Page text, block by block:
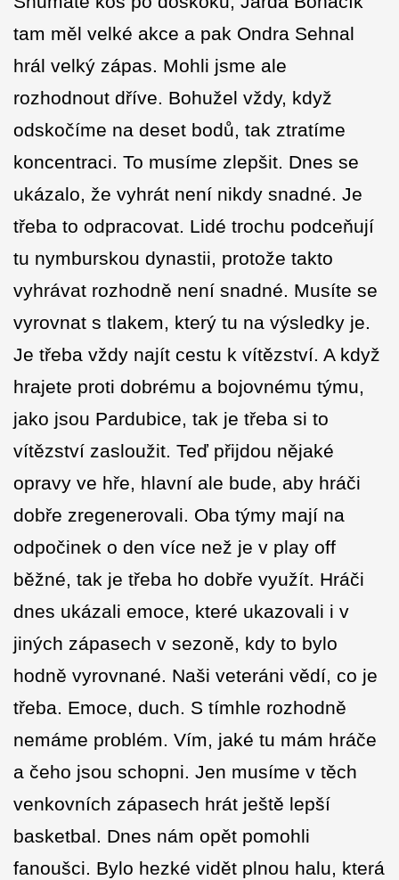
tam měl velké akce a pak Ondra Sehnal
hrál velký zápas. Mohli jsme ale
rozhodnout dříve. Bohužel vždy, když
odskočíme na deset bodů, tak ztratíme
koncentraci. To musíme zlepšit. Dnes se
ukázalo, že vyhrát není nikdy snadné. Je
třeba to odpracovat. Lidé trochu podceňují
tu nymburskou dynastii, protože takto
vyhrávat rozhodně není snadné. Musíte se
vyrovnat s tlakem, který tu na výsledky je.
Je třeba vždy najít cestu k vítězství. A když
hrajete proti dobrému a bojovnému týmu,
jako jsou Pardubice, tak je třeba si to
vítězství zasloužit. Teď přijdou nějaké
opravy ve hře, hlavní ale bude, aby hráči
dobře zregenerovali. Oba týmy mají na
odpočinek o den více než je v play off
běžné, tak je třeba ho dobře využít. Hráči
dnes ukázali emoce, které ukazovali i v
jiných zápasech v sezoně, kdy to bylo
hodně vyrovnané. Naši veteráni vědí, co je
třeba. Emoce, duch. S tímhle rozhodně
nemáme problém. Vím, jaké tu mám hráče
a čeho jsou schopni. Jen musíme v těch
venkovních zápasech hrát ještě lepší
basketbal. Dnes nám opět pomohli
fanoušci. Bylo hezké vidět plnou halu, která